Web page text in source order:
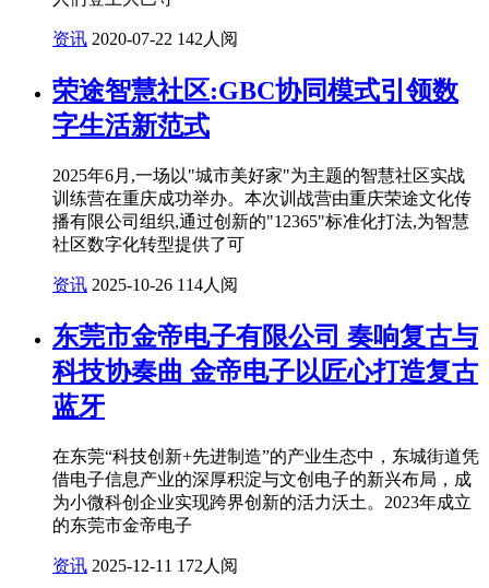
资讯 2020-07-22 142人阅
荣途智慧社区:GBC协同模式引领数
字生活新范式
2025年6月,一场以"城市美好家"为主题的智慧社区实战
训练营在重庆成功举办。本次训战营由重庆荣途文化传
播有限公司组织,通过创新的"12365"标准化打法,为智慧
社区数字化转型提供了可
资讯 2025-10-26 114人阅
东莞市金帝电子有限公司 奏响复古与
科技协奏曲 金帝电子以匠心打造复古
蓝牙
在东莞“科技创新+先进制造”的产业生态中，东城街道凭
借电子信息产业的深厚积淀与文创电子的新兴布局，成
为小微科创企业实现跨界创新的活力沃土。2023年成立
的东莞市金帝电子
资讯 2025-12-11 172人阅